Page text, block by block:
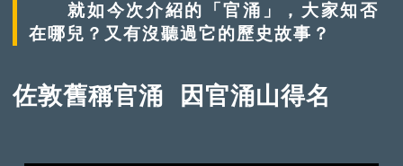
就如今次介紹的「官涌」，大家知否
在哪兒？又有沒聽過它的歷史故事？
佐敦舊稱官涌 因官涌山得名